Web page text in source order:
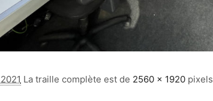
La traille complète est de 2560 × 1920 pixels